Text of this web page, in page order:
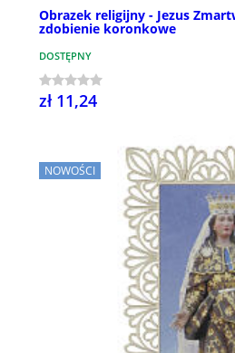
Obrazek religijny - Jezus
zdobienie koronkowe
DOSTĘPNY
zł 11,24
NOWOŚCI